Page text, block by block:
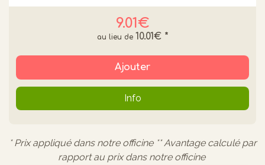
9.01€
10.01€ *
Ajouter
Info
* Prix appliqué dans notre officine ** Avantage calculé par
rapport au prix dans notre officine